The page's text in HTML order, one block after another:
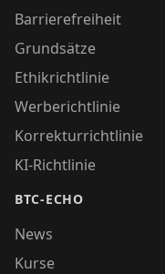
Barrierefreiheit
Grundsätze
Ethikrichtlinie
Werberichtlinie
Korrekturrichtlinie
KI-Richtlinie
BTC-ECHO
News
Kurse